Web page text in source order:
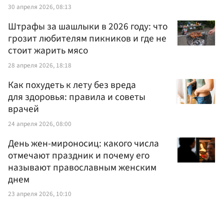
30 апреля 2026, 08:13
Штрафы за шашлыки в 2026 году: что
грозит любителям пикников и где не
стоит жарить мясо
28 апреля 2026, 18:18
Как похудеть к лету без вреда
для здоровья: правила и советы
врачей
24 апреля 2026, 08:00
День жен-мироносиц: какого числа
отмечают праздник и почему его
называют православным женским
днем
23 апреля 2026, 10:10